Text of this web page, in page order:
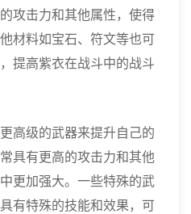
攻击力和其他属性，使得
材料如宝石、符文等也可
提高紫衣在战斗中的战斗
高级的武器来提升自己的
具有更高的攻击力和其他
更加强大。一些特殊的武
有特殊的技能和效果，可